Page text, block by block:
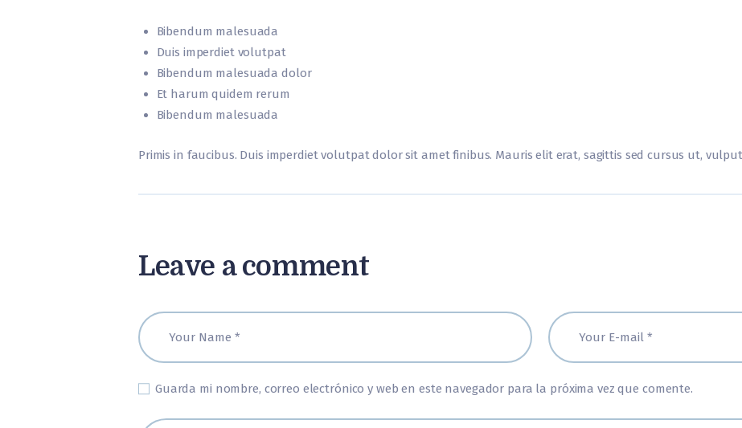
Bibendum malesuada
Duis imperdiet volutpat
Bibendum malesuada dolor
Et harum quidem rerum
Bibendum malesuada
Primis in faucibus. Duis imperdiet volutpat dolor sit amet finibus. Mauris elit erat, sagittis sed cursus ut,
Leave a comment
Guarda mi nombre, correo electrónico y web en este navegador para la próxima vez que comente.